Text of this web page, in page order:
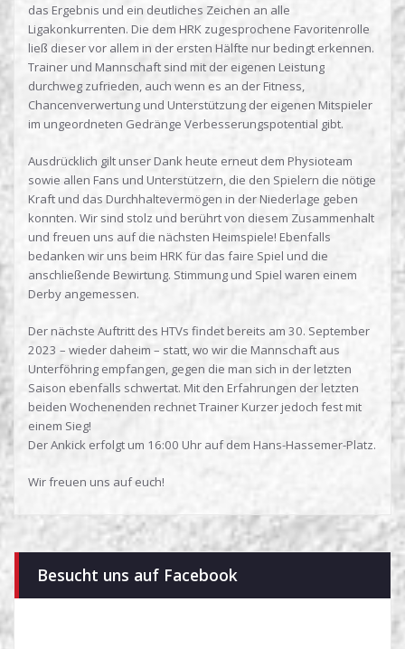
das Ergebnis und ein deutliches Zeichen an alle
Ligakonkurrenten. Die dem HRK zugesprochene Favoritenrolle
ließ dieser vor allem in der ersten Hälfte nur bedingt erkennen.
Trainer und Mannschaft sind mit der eigenen Leistung
durchweg zufrieden, auch wenn es an der Fitness,
Chancenverwertung und Unterstützung der eigenen Mitspieler
im ungeordneten Gedränge Verbesserungspotential gibt.
Ausdrücklich gilt unser Dank heute erneut dem Physioteam
sowie allen Fans und Unterstützern, die den Spielern die nötige
Kraft und das Durchhaltevermögen in der Niederlage geben
konnten. Wir sind stolz und berührt von diesem Zusammenhalt
und freuen uns auf die nächsten Heimspiele! Ebenfalls
bedanken wir uns beim HRK für das faire Spiel und die
anschließende Bewirtung. Stimmung und Spiel waren einem
Derby angemessen.
Der nächste Auftritt des HTVs findet bereits am 30. September
2023 – wieder daheim – statt, wo wir die Mannschaft aus
Unterföhring empfangen, gegen die man sich in der letzten
Saison ebenfalls schwertat. Mit den Erfahrungen der letzten
beiden Wochenenden rechnet Trainer Kurzer jedoch fest mit
einem Sieg!
Der Ankick erfolgt um 16:00 Uhr auf dem Hans-Hassemer-Platz.
Wir freuen uns auf euch!
Besucht uns auf Facebook